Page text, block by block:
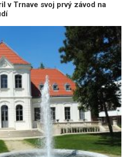
v Trnave svoj prvý závod na